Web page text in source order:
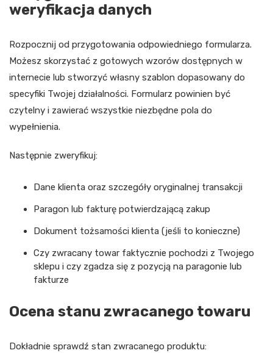
weryfikacja danych
Rozpocznij od przygotowania odpowiedniego formularza.
Możesz skorzystać z gotowych wzorów dostępnych w
internecie lub stworzyć własny szablon dopasowany do
specyfiki Twojej działalności. Formularz powinien być
czytelny i zawierać wszystkie niezbędne pola do
wypełnienia.
Następnie zweryfikuj:
Dane klienta oraz szczegóły oryginalnej transakcji
Paragon lub fakturę potwierdzającą zakup
Dokument tożsamości klienta (jeśli to konieczne)
Czy zwracany towar faktycznie pochodzi z Twojego
sklepu i czy zgadza się z pozycją na paragonie lub
fakturze
Ocena stanu zwracanego towaru
Dokładnie sprawdź stan zwracanego produktu: